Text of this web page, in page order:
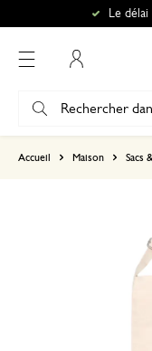
Le
Accueil Maison Sacs